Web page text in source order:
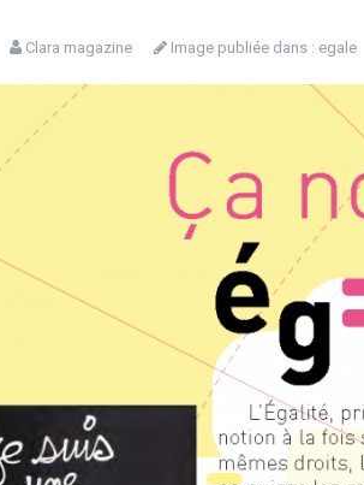
Clara magazine Image publiée dans : egale